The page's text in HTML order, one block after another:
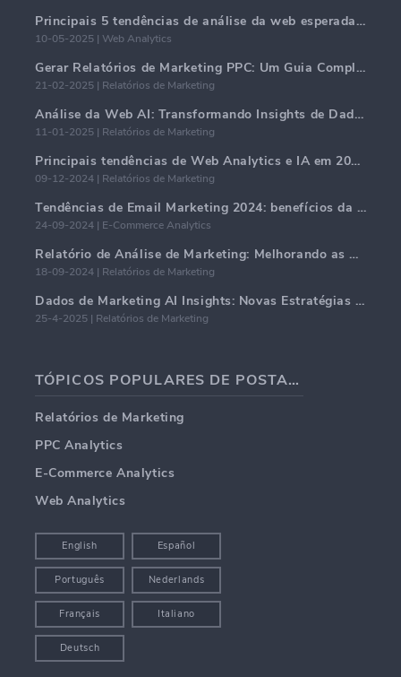
Principais 5 tendências de análise da web esperadas para dominar em 2025
10-05-2025 | Web Analytics
Gerar Relatórios de Marketing PPC: Um Guia Completo
21-02-2025 | Relatórios de Marketing
Análise da Web AI: Transformando Insights de Dados com Precisão
11-01-2025 | Relatórios de Marketing
Principais tendências de Web Analytics e IA em 2024
09-12-2024 | Relatórios de Marketing
Tendências de Email Marketing 2024: benefícios da hiper-personalização
24-09-2024 | E-Commerce Analytics
Relatório de Análise de Marketing: Melhorando as Percepções de Negócios
18-09-2024 | Relatórios de Marketing
Dados de Marketing AI Insights: Novas Estratégias de Negócios para 2024
25-4-2025 | Relatórios de Marketing
TÓPICOS POPULARES DE POSTAGENS EM BLOG
Relatórios de Marketing
PPC Analytics
E-Commerce Analytics
Web Analytics
English Español
Português Nederlands
Français Italiano
Deutsch